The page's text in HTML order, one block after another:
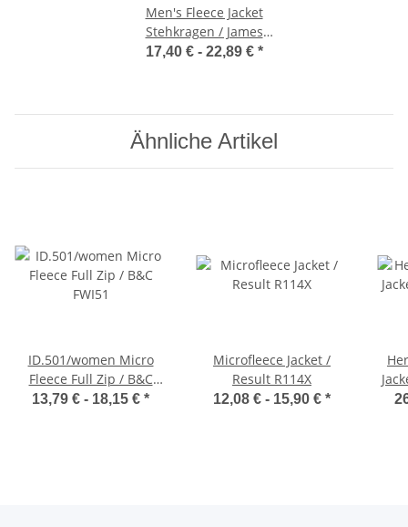
Men's Fleece Jacket
Stehkragen / James
Nicholson JN782
17,40 € - 22,89 € *
Ähnliche Artikel
ID.501/women Micro
Fleece Full Zip / B&C
FWI51
13,79 € - 18,15 € *
Microfleece Jacket /
Result R114X
12,08 € - 15,90 € *